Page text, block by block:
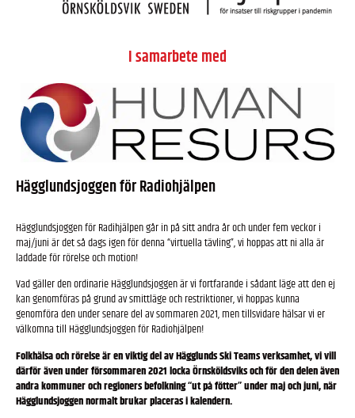
I samarbete med
Hägglundsjoggen för Radiohjälpen
Hägglundsjoggen för Radihjälpen går in på sitt andra år och under fem veckor i
maj/juni är det så dags igen för denna “virtuella tävling”, vi hoppas att ni alla är
laddade för rörelse och motion!
Vad gäller den ordinarie Hägglundsjoggen är vi fortfarande i sådant läge att den ej
kan genomföras på grund av smittläge och restriktioner, vi hoppas kunna
genomföra den under senare del av sommaren 2021, men tillsvidare hälsar vi er
välkomna till Hägglundsjoggen för Radiohjälpen!
Folkhälsa och rörelse är en viktig del av Hägglunds Ski Teams verksamhet, vi vill
därför även under försommaren 2021 locka Örnsköldsviks och för den delen även
andra kommuner och regioners befolkning “ut på fötter” under maj och juni, när
Hägglundsjoggen normalt brukar placeras i kalendern.